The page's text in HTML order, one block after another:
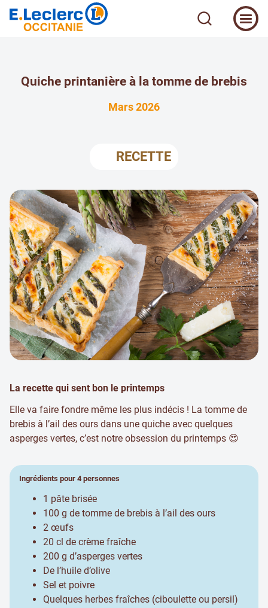
Quiche printanière à la tomme de brebis
Mars 2026
RECETTE
La recette qui sent bon le printemps
Elle va faire fondre même les plus indécis ! La tomme de
brebis à l’ail des ours dans une quiche avec quelques
asperges vertes, c’est notre obsession du printemps 😍
Ingrédients pour 4 personnes
1 pâte brisée
100 g de tomme de brebis à l’ail des ours
2 œufs
20 cl de crème fraîche
200 g d’asperges vertes
De l’huile d’olive
Sel et poivre
Quelques herbes fraîches (ciboulette ou persil)